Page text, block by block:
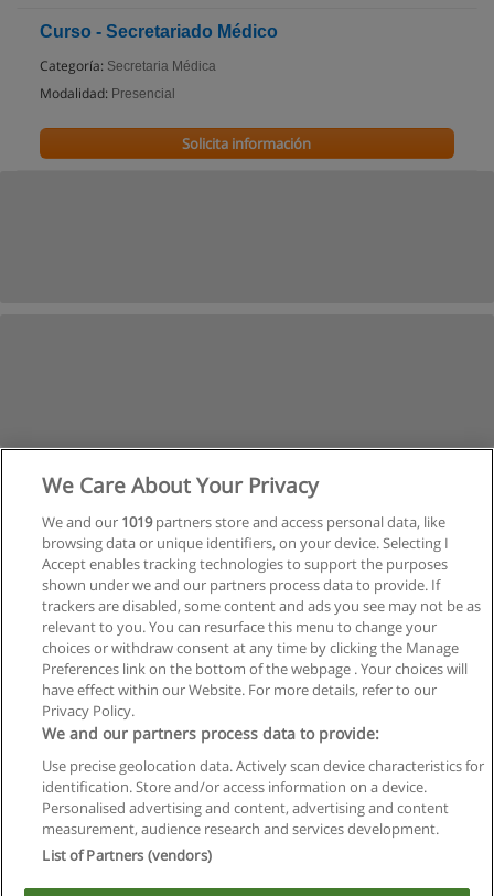
Curso - Secretariado Médico
Categoría: Secretaria Médica
Modalidad: Presencial
Solicita información
Privacidad de datos
Contactar con Educaedu
Copyright © Educaedu Business S.L. - CIF : B-95610580: -
We Care About Your Privacy
We and our 1019partners store and access personal data, like
browsing data or unique identifiers, on your device. Selecting I
Accept enables tracking technologies to support the purposes
shown under we and our partners process data to provide. If
trackers are disabled, some content and ads you see may not be as
relevant to you. You can resurface this menu to change your
choices or withdraw consent at any time by clicking the Manage
Preferences link on the bottom of the webpage . Your choices will
have effect within our Website. For more details, refer to our
Privacy Policy.
We and our partners process data to provide:
Use precise geolocation data. Actively scan device characteristics for
identification. Store and/or access information on a device.
Personalised advertising and content, advertising and content
measurement, audience research and services development.
List of Partners (vendors)